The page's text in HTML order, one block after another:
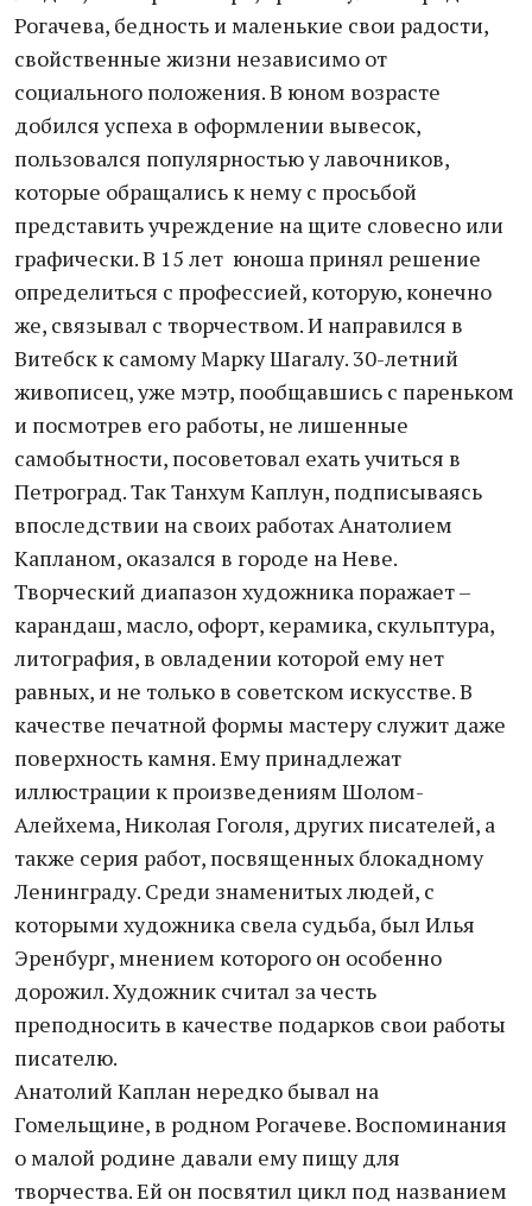
Рогачева, бедность и маленькие свои радости,
свойственные жизни независимо от
социального положения. В юном возрасте
добился успеха в оформлении вывесок,
пользовался популярностью у лавочников,
которые обращались к нему с просьбой
представить учреждение на щите словесно или
графически. В 15 лет юноша принял решение
определиться с профессией, которую, конечно
же, связывал с творчеством. И направился в
Витебск к самому Марку Шагалу. 30-летний
живописец, уже мэтр, пообщавшись с пареньком
и посмотрев его работы, не лишенные
самобытности, посоветовал ехать учиться в
Петроград. Так Танхум Каплун, подписываясь
впоследствии на своих работах Анатолием
Капланом, оказался в городе на Неве.
Творческий диапазон художника поражает –
карандаш, масло, офорт, керамика, скульптура,
литография, в овладении которой ему нет
равных, и не только в советском искусстве. В
качестве печатной формы мастеру служит даже
поверхность камня. Ему принадлежат
иллюстрации к произведениям Шолом-
Алейхема, Николая Гоголя, других писателей, а
также серия работ, посвященных блокадному
Ленинграду. Среди знаменитых людей, с
которыми художника свела судьба, был Илья
Эренбург, мнением которого он особенно
дорожил. Художник считал за честь
преподносить в качестве подарков свои работы
писателю.
Анатолий Каплан нередко бывал на
Гомельщине, в родном Рогачеве. Воспоминания
о малой родине давали ему пищу для
творчества. Ей он посвятил цикл под названием